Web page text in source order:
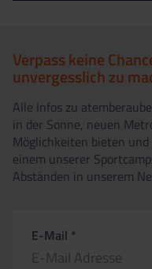
Verpass keine
unvergesslich zu
Alle Infos zu
in der Sonne, neuen
Möglichkeiten bieten
einem unserer
Abständen in unserem
E-Mail *